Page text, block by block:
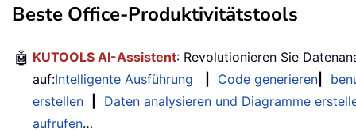
Beste Office-Produktivitätstools
🤖 KUTOOLS AI-Assistent: Revolutionieren Sie
auf:Intelligente Ausführung Code generieren
erstellen
Daten analysieren und Diagramme
aufrufen…